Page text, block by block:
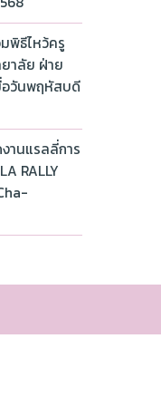
พิธีไหว้ครู
าลัย ฝ่าย
อวันพฤหัสบดี
านแรลลี่การ
RALLY